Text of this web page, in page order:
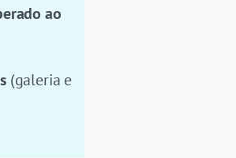
ao
(galeria e